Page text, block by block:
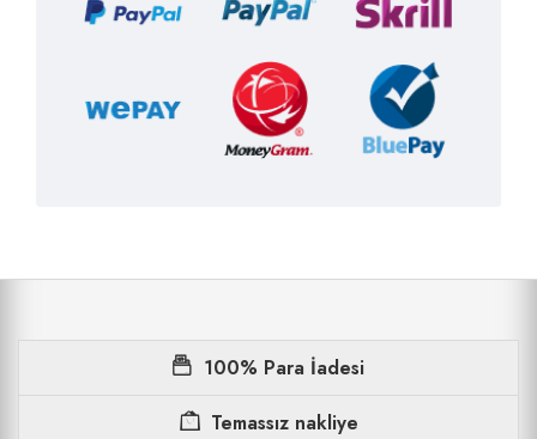
100% Para İadesi
Temassız nakliye